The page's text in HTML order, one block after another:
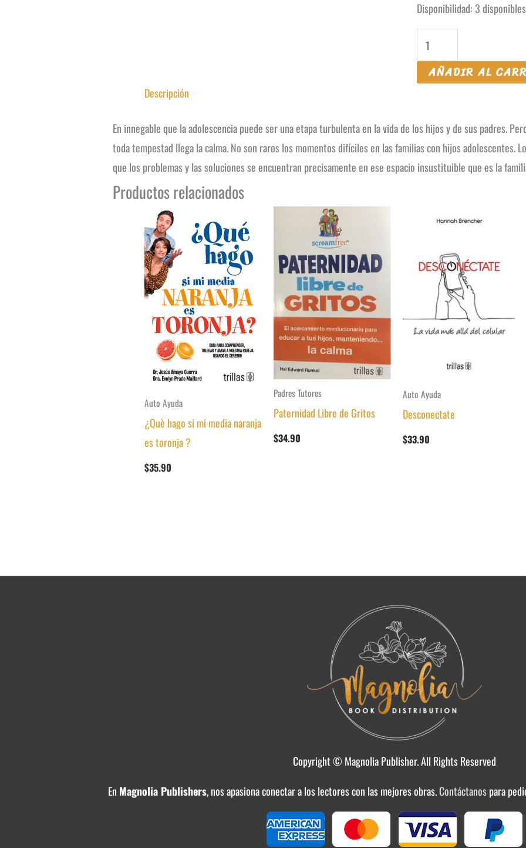
Disponibilidad: 3 disponibles
No
AÑADIR AL
Descripción
En innegable que la adolescencia puede ser una etapa turbulenta en la vida de los hijos y de sus padres.
toda tempestad llega la calma. No son raros los momentos difíciles en las familias con hijos adolescentes.
que los problemas y las soluciones se encuentran precisamente en ese espacio insustituible que es la
Productos relacionados
Auto Ayuda
¿Què hago si mi media naranja
es toronja ?
$35.90
Padres Tutores
Paternidad Libre de Gritos
$34.90
Auto Ayuda
Desconectate
$33.90
Copyright © Magnolia Publisher. All Rights Reserved
En Magnolia Publishers, nos apasiona conectar a los lectores con las mejores obras.Contáctanospara